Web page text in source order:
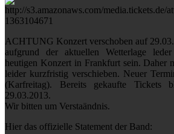
ACHTUNG Konzert verschoben auf
aufgrund der aktuellen Wetterlage
heutigen Konzert in Frankfurt sein. Daher
leider kurzfristig verschieben. Neuer
(Karfreitag). Bereits gekaufte Tickets
29.03.2013.
Wir bitten um Verstaändnis.
Hier das offizielle Statement der Band: